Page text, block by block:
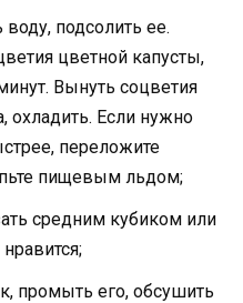
воду, подсолить ее.
цветной капусты,
Вынуть соцветия
охладить. Если нужно
переложите
пищевым льдом;
средним кубиком или
промыть его, обсушить